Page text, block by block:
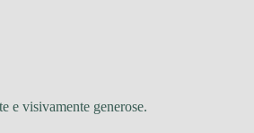
e visivamente generose.